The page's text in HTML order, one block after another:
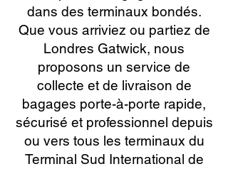
dans des terminaux bondés.
Que vous arriviez ou partiez de
Londres Gatwick, nous
proposons un service de
collecte et de livraison de
bagages porte-à-porte rapide,
sécurisé et professionnel depuis
ou vers tous les terminaux du
Terminal Sud International de